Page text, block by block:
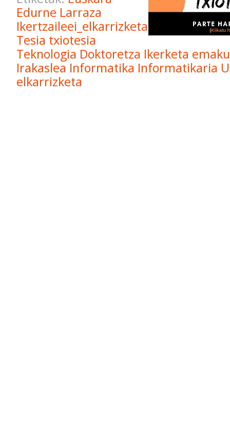
Edurne Larraza
Ikertzaileei_elkarrizketa
Tesia txiotesia
Teknologia Doktoretza Ikerketa
Irakaslea Informatika Informatikaria
elkarrizketa